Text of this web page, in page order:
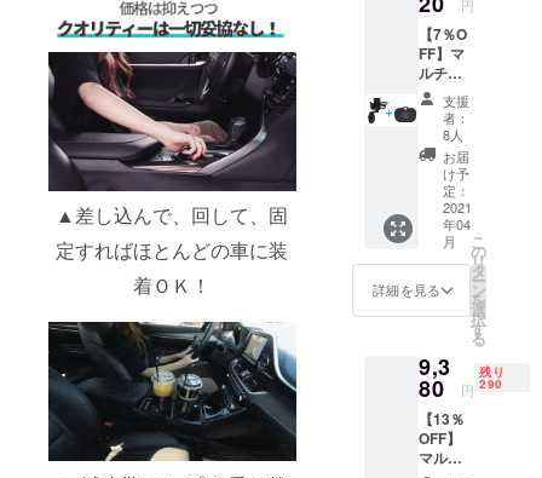
▲差し込んで、回して、固
定すればほとんどの車に装
着ＯＫ！
本リ
ターン
にはワ
イヤレ
ス充電
パッド
が入っ
ていま
せん。
充電で
きませ
ん※ ・
一般販
売予定
価格：
8,480円
★住所
の誤入
力や長
期不
在、受
け取り
円
【7％O
FF】マ
ルチ
カップ
ホル
ダー＋
テーブ
ト内容
■FIX
BODY ■
カップ
ホル
ダーフ
レーム
■カップ
個 ■
テーブ
ル1個
・一般
販売予
定価
支援
者：
8人
お届
け予
定：
2021
年04
月
詳細を見る
こ
の
リ
タ
ー
ン
を
選
択
す
る
9,3
80 円
残り
290
【13％
OFF】
マルチ